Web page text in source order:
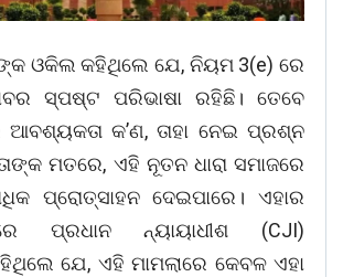
ଓକିଲ କହିଥିଲେ ଯେ, ନିୟମ 3(e) ରେ
ସ୍ପଷ୍ଟ ପରିଭାଷା ରହିଛି। ତେବେ
କ’ଣ, ତାହା ନେଇ ପ୍ରଶ୍ନ
ମତରେ, ଏହି ନୂତନ ଧାରା ସମାଜରେ
ପ୍ରୋତ୍ସାହନ ଦେଇପାରେ। ଏହାର
ପ୍ରଧାନ ନ୍ୟାୟାଧୀଶ (CJI)
ଯେ, ଏହି ମାମଲାରେ କେବଳ ଏହା